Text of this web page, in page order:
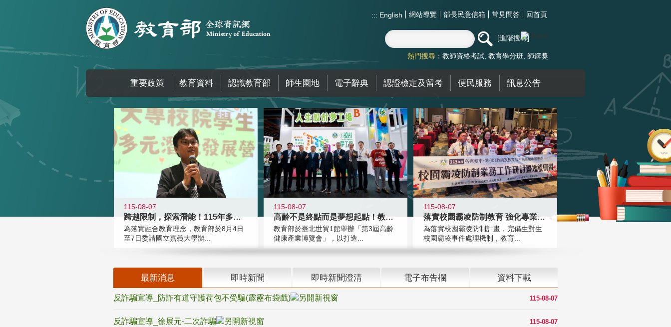
::: English 網站導覽 部長民意信箱 常見問答 回首頁
進階搜尋
熱門搜尋： 教師資格考試 教育學分班 師鐸獎
重要政策 教育資料 認識教育部 師生園地 電子辭典 認證檢定及留考 便民服務 訊息公告
:::
115-08-07
跨越限制，探索潛能！115年多元潛
為落實融合教育理念，教育部於8月4日
至7日委請國立嘉義大學辦...
115-08-07
高齡不是終點而是夢想起點！教育部打
教育部於臺北世貿1館舉辦「第3屆高齡
健康產業博覽會」，以打造...
115-08-07
落實校園霸凌防制教育 強化專業知能
為落實校園霸凌防制計畫，完備生對生
校園霸凌事件處理機制，教育...
最新消息 即時新聞 即時新聞澄清 電子布告欄 資料下載
115-08-07
反詐騙宣導_防詐有道守護荷包不受騙(霹靂布袋戲)
115-08-07
反詐騙宣導_徐展元-二次詐騙